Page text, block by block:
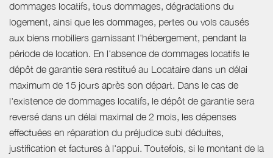
dommages locatifs, tous dommages, dégradations du
logement, ainsi que les dommages, pertes ou vols causés
aux biens mobiliers garnissant l'hébergement, pendant la
période de location. En l'absence de dommages locatifs le
dépôt de garantie sera restitué au Locataire dans un délai
maximum de 15 jours après son départ. Dans le cas de
l'existence de dommages locatifs, le dépôt de garantie sera
reversé dans un délai maximal de 2 mois, les dépenses
effectuées en réparation du préjudice subi déduites,
justification et factures à l'appui. Toutefois, si le montant de la